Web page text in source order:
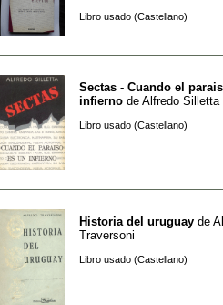
Libro usado (Castellano)
Sectas - Cuando el
infierno de Alfredo Silletta
Libro usado (Castellano)
Historia del uruguay de
Traversoni
Libro usado (Castellano)